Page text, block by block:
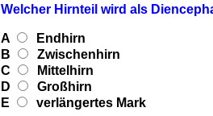
Welcher Hirnteil wird als
A
Endhirn
B
Zwischenhirn
C
Mittelhirn
D
Großhirn
E
verlängertes Mark